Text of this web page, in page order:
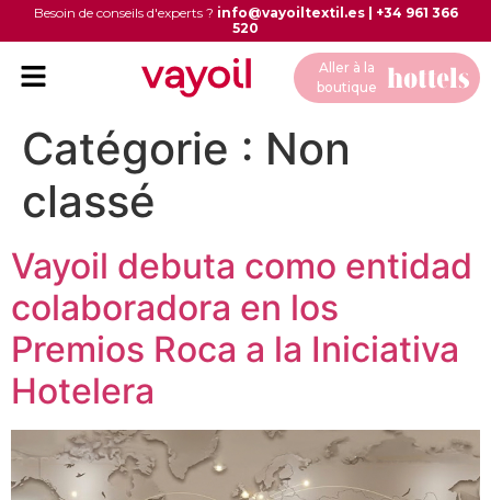
Besoin de conseils d'experts ? info@vayoiltextil.es| +34 961 366
520
Aller à la
boutique
Catégorie : Non
classé
Vayoil debuta como entidad
colaboradora en los
Premios Roca a la Iniciativa
Hotelera